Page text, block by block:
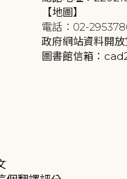
【地圖】
電話：02-
政府網站資料開放
圖書館信箱：